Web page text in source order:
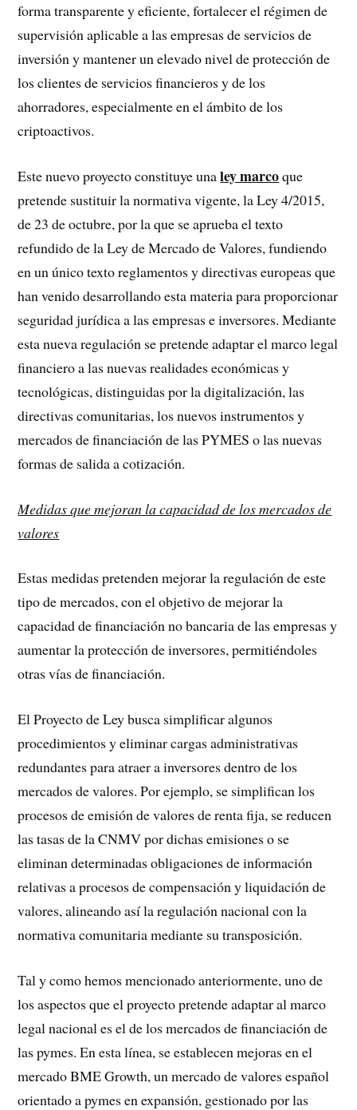
forma transparente y eficiente, fortalecer el régimen de
supervisión aplicable a las empresas de servicios de
inversión y mantener un elevado nivel de protección de
los clientes de servicios financieros y de los
ahorradores, especialmente en el ámbito de los
criptoactivos.
Este nuevo proyecto constituye unaley marcoque
pretende sustituir la normativa vigente, la Ley 4/2015,
de 23 de octubre, por la que se aprueba el texto
refundido de la Ley de Mercado de Valores, fundiendo
en un único texto reglamentos y directivas europeas que
han venido desarrollando esta materia para proporcionar
seguridad jurídica a las empresas e inversores. Mediante
esta nueva regulación se pretende adaptar el marco legal
financiero a las nuevas realidades económicas y
tecnológicas, distinguidas por la digitalización, las
directivas comunitarias, los nuevos instrumentos y
mercados de financiación de las PYMES o las nuevas
formas de salida a cotización.
Medidas que mejoran la capacidad de los mercados de
valores
Estas medidas pretenden mejorar la regulación de este
tipo de mercados, con el objetivo de mejorar la
capacidad de financiación no bancaria de las empresas y
aumentar la protección de inversores, permitiéndoles
otras vías de financiación.
El Proyecto de Ley busca simplificar algunos
procedimientos y eliminar cargas administrativas
redundantes para atraer a inversores dentro de los
mercados de valores. Por ejemplo, se simplifican los
procesos de emisión de valores de renta fija, se reducen
las tasas de la CNMV por dichas emisiones o se
eliminan determinadas obligaciones de información
relativas a procesos de compensación y liquidación de
valores, alineando así la regulación nacional con la
normativa comunitaria mediante su transposición.
Tal y como hemos mencionado anteriormente, uno de
los aspectos que el proyecto pretende adaptar al marco
legal nacional es el de los mercados de financiación de
las pymes. En esta línea, se establecen mejoras en el
mercado BME Growth, un mercado de valores español
orientado a pymes en expansión, gestionado por las